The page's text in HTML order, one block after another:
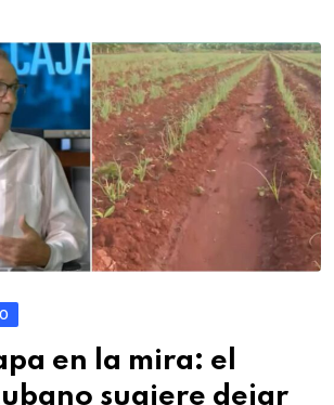
en la mira: el
sugiere dejar